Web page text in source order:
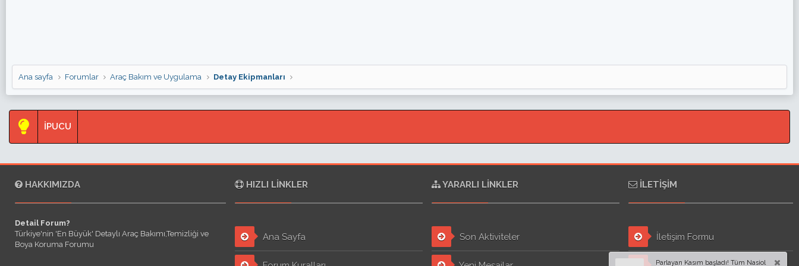
Ana sayfa Forumlar Araç Bakım ve Uygulama Detay Ekipmanları
İPUCU
HAKKIMIZDA
Detail Forum?
Türkiye'nin 'En Büyük' Detaylı Araç Bakımı,Temizliği ve
Boya Koruma Forumu
HIZLI LINKLER
Ana Sayfa
YARARLI LINKLER
Son Aktiviteler
İLETIŞIM
İletişim Formu
Parlayan Kasım başladı! Tüm Nasiol